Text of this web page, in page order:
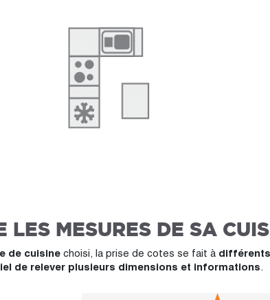
LES MESURES DE SA
de cuisine choisi, la prise de cotes se fait à
de relever plusieurs dimensions et informations.